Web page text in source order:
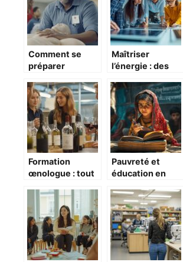
Comment se
préparer
aux urgences
vitales avec une
formation
adaptée
Maîtriser
l’énergie : des
innovantes pour
relever les défis
climatiques
Formation
œnologue : tout
devenir expert
du vin et
comprendre les
enjeux des
concours
internationaux
Pauvreté et
éducation en
plateformes
d’apprentissage
en ligne